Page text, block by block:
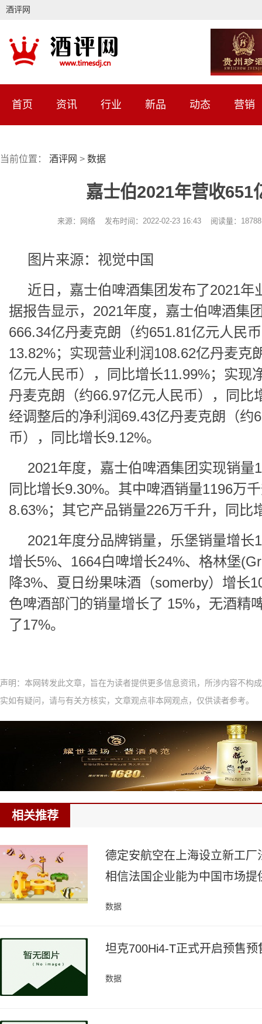
酒评网
首页 资讯 行业 新品 动态 营销
当前位置： 酒评网 > 数据
嘉士伯2021年营收651
来源：网络 发布时间：2022-02-23 16:43 阅读量：
图片来源：视觉中国
近日，嘉士伯啤酒集团发布了2021年
据报告显示，2021年度，嘉士伯啤酒集
666.34亿丹麦克朗（约651.81亿元人民
13.82%；实现营业利润108.62亿丹麦克
亿元人民币），同比增长11.99%；实现
丹麦克朗（约66.97亿元人民币），同比
经调整后的净利润69.43亿丹麦克朗（约
币），同比增长9.12%。
2021年度，嘉士伯啤酒集团实现销量
同比增长9.30%。其中啤酒销量1196万
8.63%；其它产品销量226万千升，同比
2021年度分品牌销量，乐堡销量增长
增长5%、1664白啤增长24%、格林堡
降3%、夏日纷果味酒（somerby）增长
色啤酒部门的销量增长了 15%，无酒精
了17%。
声明：本网转发此文章，旨在为读者提供更多信息资讯，所涉内容不构
实如有疑问，请与有关方核实，文章观点非本网观点，仅供读者参考。
相关推荐
德定安航空在上海设立新工厂
相信法国企业能为中国市场提
数据
坦克700Hi4-T正式开启预售预
数据